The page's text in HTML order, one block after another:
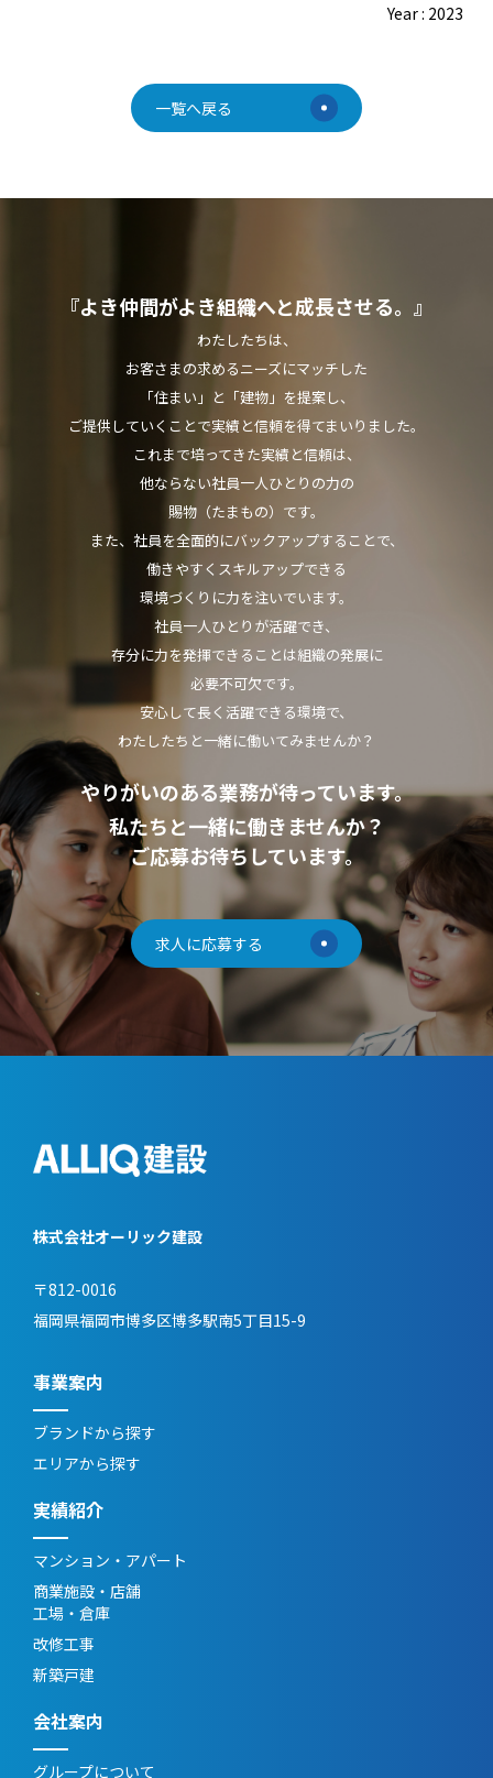
Year : 2023
一覧へ戻る
『よき仲間がよき組織へと成長させる。』
わたしたちは、
お客さまの求めるニーズにマッチした
「住まい」と「建物」を提案し、
ご提供していくことで実績と信頼を得てまいりました。
これまで培ってきた実績と信頼は、
他ならない社員一人ひとりの力の
賜物（たまもの）です。
また、社員を全面的にバックアップすることで、
働きやすくスキルアップできる
環境づくりに力を注いでいます。
社員一人ひとりが活躍でき、
存分に力を発揮できることは組織の発展に
必要不可欠です。
安心して長く活躍できる環境で、
わたしたちと一緒に働いてみませんか？
やりがいのある業務が待っています。
私たちと一緒に働きませんか？
ご応募お待ちしています。
求人に応募する
株式会社オーリック建設
〒812-0016
福岡県福岡市博多区博多駅南5丁目15-9
事業案内
ブランドから探す
エリアから探す
実績紹介
マンション・アパート
商業施設・店舗
工場・倉庫
改修工事
新築戸建
会社案内
グループについて